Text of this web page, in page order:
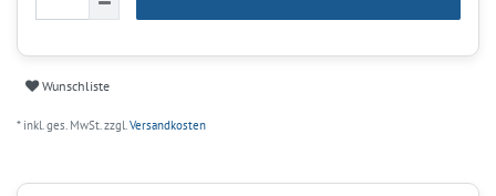
Wunschliste
* inkl. ges. MwSt. zzgl.Versandkosten